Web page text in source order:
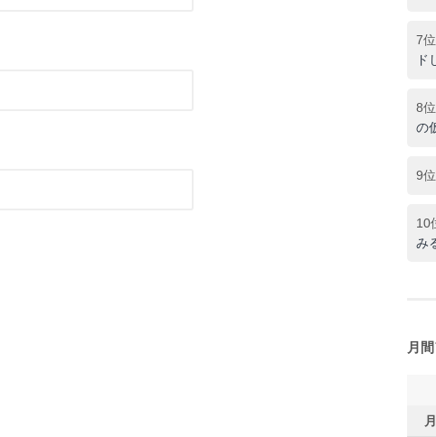
7位
ド
8位
の
9位
10
み
月
月